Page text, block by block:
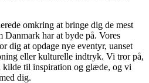
omkring at bringe dig de mest
har at byde på. Vores
dig at opdage nye eventyr, uanset
eller kulturelle indtryk. Vi tror på,
kilde til inspiration og glæde, og vi
dig.